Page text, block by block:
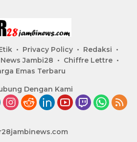
Privacy Policy
Redaksi
News Jambi28
Chiffre Lettre
Emas Terbaru
Dengan Kami